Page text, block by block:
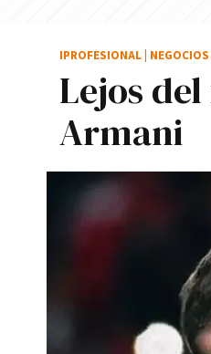
Lejos
Armani
IPROFESIONAL NEGOCIOS